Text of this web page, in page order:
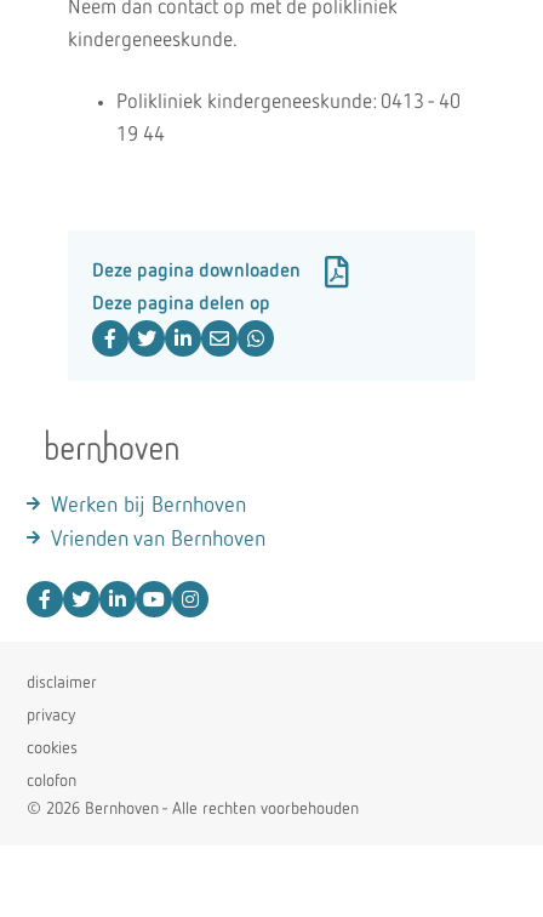
Neem dan contact op met de polikliniek
kindergeneeskunde.
Polikliniek kindergeneeskunde: 0413 - 40
19 44
Deze pagina downloaden
Deze pagina delen op
Werken bij Bernhoven
Vrienden van Bernhoven
disclaimer
privacy
cookies
colofon
© 2026 Bernhoven - Alle rechten voorbehouden